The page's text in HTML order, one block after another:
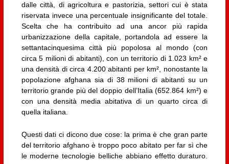
dalle città, di agricoltura e pastorizia, settori cui è stata
riservata invece una percentuale insignificante del totale.
Scelta che ha contribuito ad una ancor più rapida
urbanizzazione della capitale, portandola ad essere la
settantacinquesima città più popolosa al mondo (con
circa 5 milioni di abitanti), con un territorio di 1.023 km² e
una densità di circa 4.200 abitanti per km², nonostante la
popolazione afghana sia di 38 milioni di abitanti su un
territorio grande più del doppio dell’Italia (652.864 km²) e
con una densità media abitativa di un quarto circa di
quella italiana.
Questi dati ci dicono due cose: la prima è che gran parte
del territorio afghano è troppo poco abitato per far sì che
le moderne tecnologie belliche abbiano effetto duraturo.